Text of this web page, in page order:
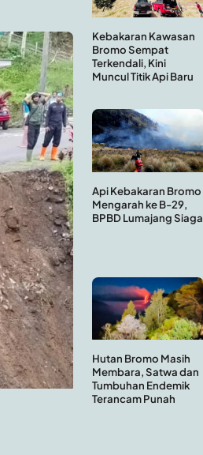
Kebakaran Kawasan
Bromo Sempat
Terkendali, Kini
Muncul Titik Api Baru
Api Kebakaran Bromo
Mengarah ke B-29,
BPBD Lumajang Siaga
Hutan Bromo Masih
Membara, Satwa dan
Tumbuhan Endemik
Terancam Punah